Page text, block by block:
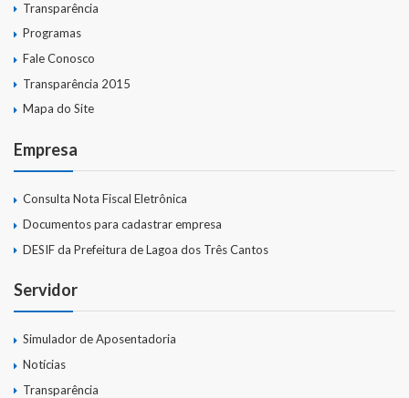
Transparência
Programas
Fale Conosco
Transparência 2015
Mapa do Site
Empresa
Consulta Nota Fiscal Eletrônica
Documentos para cadastrar empresa
DESIF da Prefeitura de Lagoa dos Três Cantos
Servidor
Simulador de Aposentadoria
Notícias
Transparência